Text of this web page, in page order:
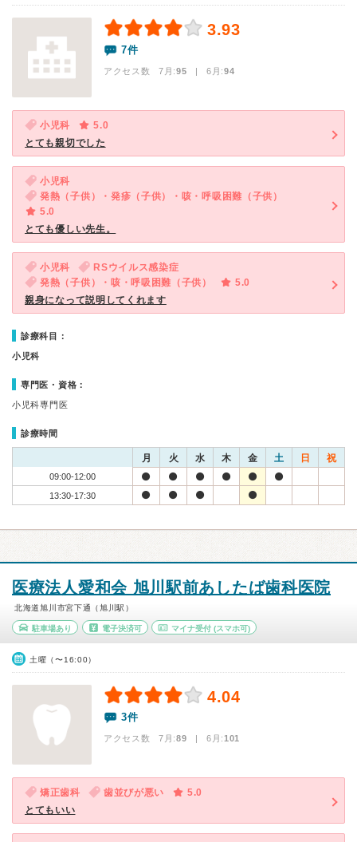
3.93
7件
アクセス数 7月:95 | 6月:94
小児科
5.0
とても親切でした
小児科
発熱（子供）・発疹（子供）・咳・呼吸困難（子供）
5.0
とても優しい先生。
小児科
RSウイルス感染症
発熱（子供）・咳・呼吸困難（子供）
5.0
親身になって説明してくれます
診療科目：
小児科
専門医・資格：
小児科専門医
診療時間
月 火 水 木 金 土 日 祝
09:00-12:00
13:30-17:30
医療法人愛和会 旭川駅前あしたば歯科医院
北海道旭川市宮下通（旭川駅）
駐車場あり 電子決済可 マイナ受付 (スマホ可)
土曜（〜16:00）
4.04
3件
アクセス数 7月:89 | 6月:101
矯正歯科 歯並びが悪い
5.0
とてもいい